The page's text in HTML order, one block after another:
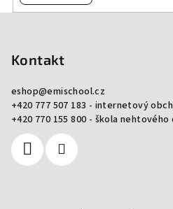
Kontakt
eshop@emischool.cz
+420 777 507 183 - internetový
+420 770 155 800 - škola nehtového